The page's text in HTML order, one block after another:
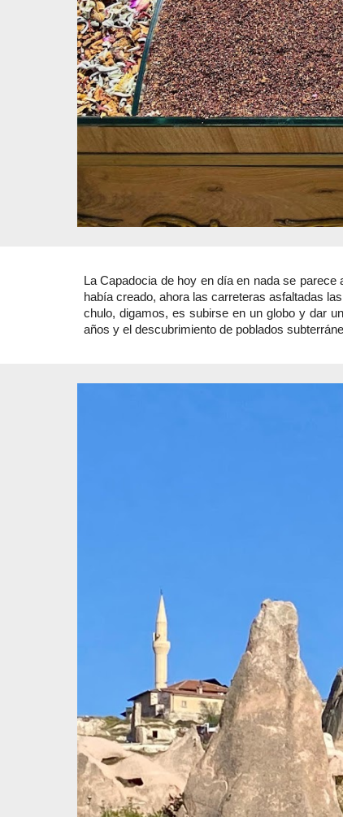
La Capadocia de hoy en día en nada se
había creado, ahora las carreteras asfaltadas
chulo, digamos, es subirse en un globo y dar
años y el descubrimiento de poblados